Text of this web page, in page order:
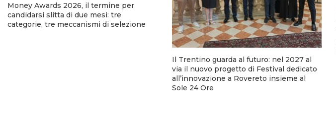
Money Awards 2026, il termine per
candidarsi slitta di due mesi: tre
categorie, tre meccanismi di selezione
Il Trentino guarda al futuro: nel 2027 al
via il nuovo progetto di Festival dedicato
all’innovazione a Rovereto insieme al
Sole 24 Ore